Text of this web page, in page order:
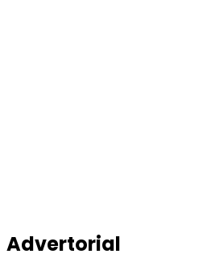
Advertorial